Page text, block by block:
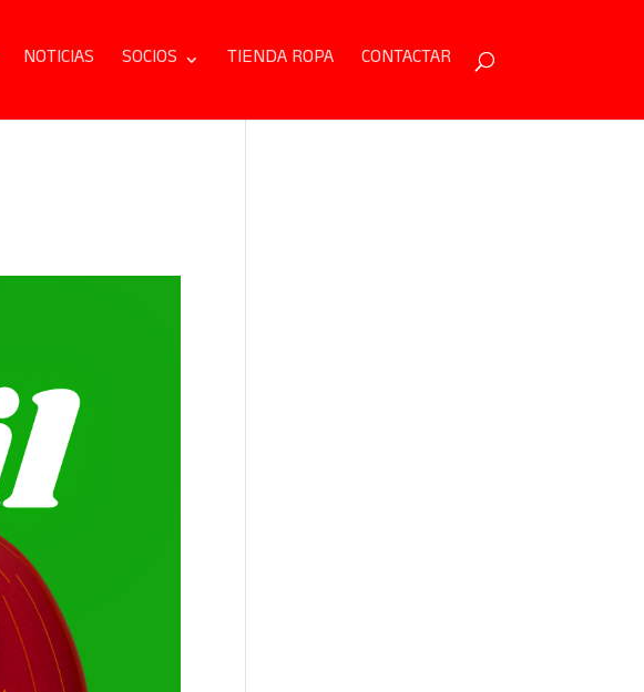
NOTICIAS SOCIOS TIENDA ROPA CONTACTAR